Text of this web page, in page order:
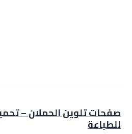
صفحات تلوين الحملان –
للطباعة